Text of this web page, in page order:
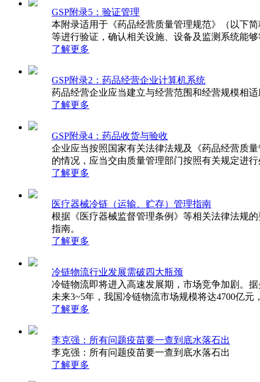
GSP附录5：验证管理
本附录适用于《药品经营质量管理规范》（以下简称
等进行验证，确认相关设施、设备及监测系统能
了解更多
GSP附录2：药品经营企业计算机系统
药品经营企业应当建立与经营范围和经营规模相适应
了解更多
GSP附录4：药品收货与验收
企业应当按照国家有关法律法规及《药品经营质量管
的情况，应当交由质量管理部门按照有关规定进行处
了解更多
医疗器械冷链（运输、贮存）管理指南
根据《医疗器械监督管理条例》等相关法律法规的
指南。
了解更多
冷链物流行业发展需破四大瓶颈
冷链物流即将进入高速发展期，市场竞争加剧。
未来3~5年，我国冷链物流市场规模将达4700亿元
了解更多
李克强：所有问题疫苗要一查到底水落石出
李克强：所有问题疫苗要一查到底水落石出
了解更多